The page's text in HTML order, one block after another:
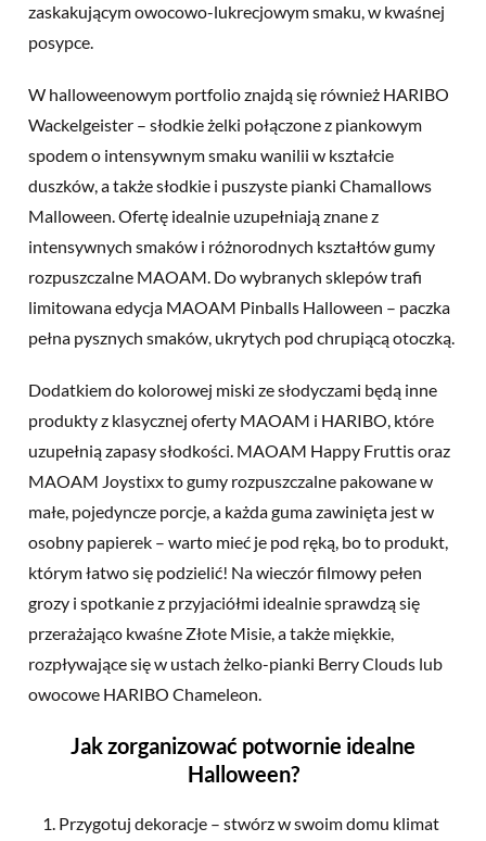
zaskakującym owocowo-lukrecjowym smaku, w kwaśnej
posypce.
W halloweenowym portfolio znajdą się również HARIBO
Wackelgeister – słodkie żelki połączone z piankowym
spodem o intensywnym smaku wanilii w kształcie
duszków, a także słodkie i puszyste pianki Chamallows
Malloween. Ofertę idealnie uzupełniają znane z
intensywnych smaków i różnorodnych kształtów gumy
rozpuszczalne MAOAM. Do wybranych sklepów trafi
limitowana edycja MAOAM Pinballs Halloween – paczka
pełna pysznych smaków, ukrytych pod chrupiącą otoczką.
Dodatkiem do kolorowej miski ze słodyczami będą inne
produkty z klasycznej oferty MAOAM i HARIBO, które
uzupełnią zapasy słodkości. MAOAM Happy Fruttis oraz
MAOAM Joystixx to gumy rozpuszczalne pakowane w
małe, pojedyncze porcje, a każda guma zawinięta jest w
osobny papierek – warto mieć je pod ręką, bo to produkt,
którym łatwo się podzielić! Na wieczór filmowy pełen
grozy i spotkanie z przyjaciółmi idealnie sprawdzą się
przerażająco kwaśne Złote Misie, a także miękkie,
rozpływające się w ustach żelko-pianki Berry Clouds lub
owocowe HARIBO Chameleon.
Jak zorganizować potwornie idealne
Halloween?
Przygotuj dekoracje – stwórz w swoim domu klimat